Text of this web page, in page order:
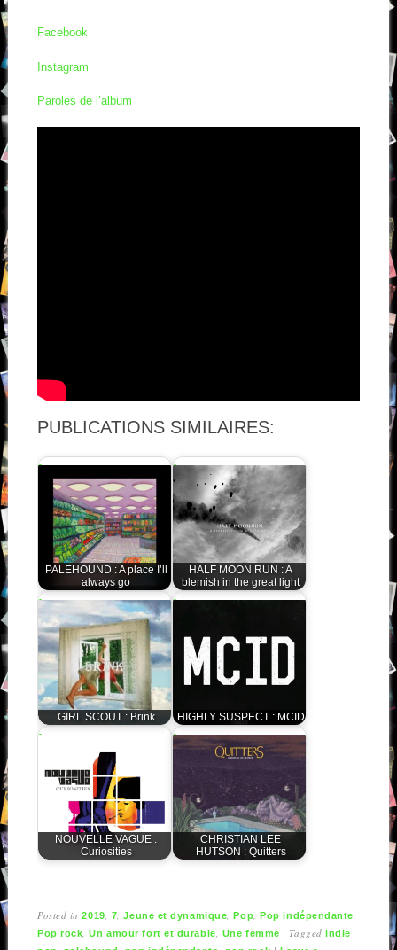
Facebook
Instagram
Paroles de l’album
PUBLICATIONS SIMILAIRES:
PALEHOUND : A place I’ll
always go
HALF MOON RUN : A
blemish in the great light
GIRL SCOUT : Brink HIGHLY SUSPECT : MCID
NOUVELLE VAGUE :
Curiosities
CHRISTIAN LEE
HUTSON : Quitters
Posted in2019, 7,Jeune et dynamique,Pop,Pop indépendante,
Pop rock,Un amour fort et durable, Une femme |Taggedindie